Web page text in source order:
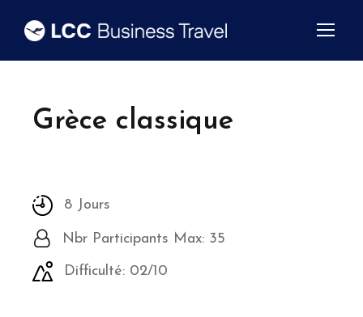
Grèce classique
8 Jours
Nbr Participants Max: 35
Difficulté: 02/10